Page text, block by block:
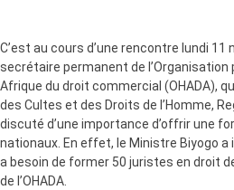
C’est au cours d’une rencontre lundi 11
secrétaire permanent de l’Organisation
Afrique du droit commercial (OHADA),
des Cultes et des Droits de l’Homme,
discuté d’une importance d’offrir une
nationaux. En effet, le Ministre Biyogo
a besoin de former 50 juristes en droit
de l’OHADA.